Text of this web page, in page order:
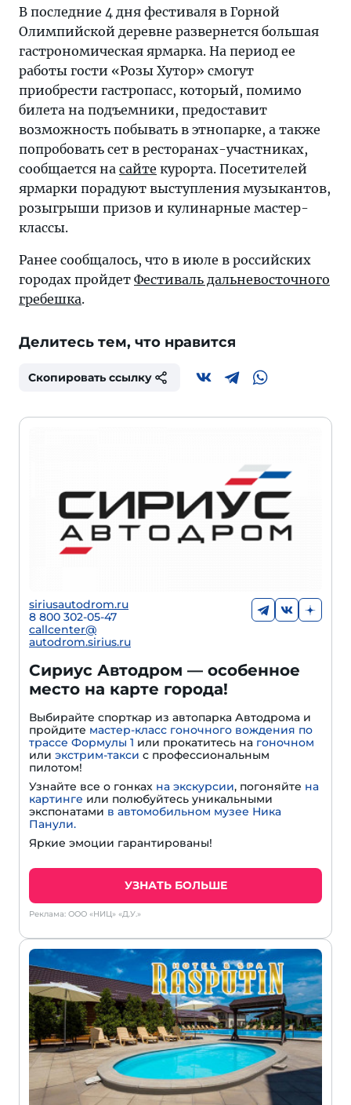
В последние 4 дня фестиваля в Горной
Олимпийской деревне развернется большая
гастрономическая ярмарка. На период ее
работы гости «Розы Хутор» смогут
приобрести гастропасс, который, помимо
билета на подъемники, предоставит
возможность побывать в этнопарке, а также
попробовать сет в ресторанах-участниках,
сообщается на сайте курорта. Посетителей
ярмарки порадуют выступления музыкантов,
розыгрыши призов и кулинарные мастер-
классы.
Ранее сообщалось, что в июле в российских
городах пройдет Фестиваль дальневосточного
гребешка.
Делитесь тем, что нравится
Скопировать ссылку
siriusautodrom.ru
8 800 302-05-47
callcenter@
autodrom.sirius.ru
Сириус Автодром — особенное
место на карте города!
Выбирайте спорткар из автопарка Автодрома и
пройдите мастер-класс гоночного вождения по
трассе Формулы 1 или прокатитесь на гоночном
или экстрим-такси с профессиональным
пилотом!
Узнайте все о гонках на экскурсии, погоняйте на
картинге или полюбуйтесь уникальными
экспонатами в автомобильном музее Ника
Панули.
Яркие эмоции гарантированы!
УЗНАТЬ БОЛЬШЕ
Реклама: ООО «НИЦ» «Д.У.»